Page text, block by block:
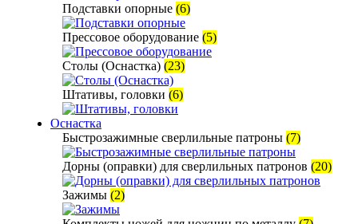
Подставки опорные (6)
Прессовое оборудование (5)
Столы (Оснастка) (23)
Штативы, головки (6)
Оснастка
Быстрозажимные сверлильные патроны (7)
Дорны (оправки) для сверлильных патронов (20)
Зажимы (2)